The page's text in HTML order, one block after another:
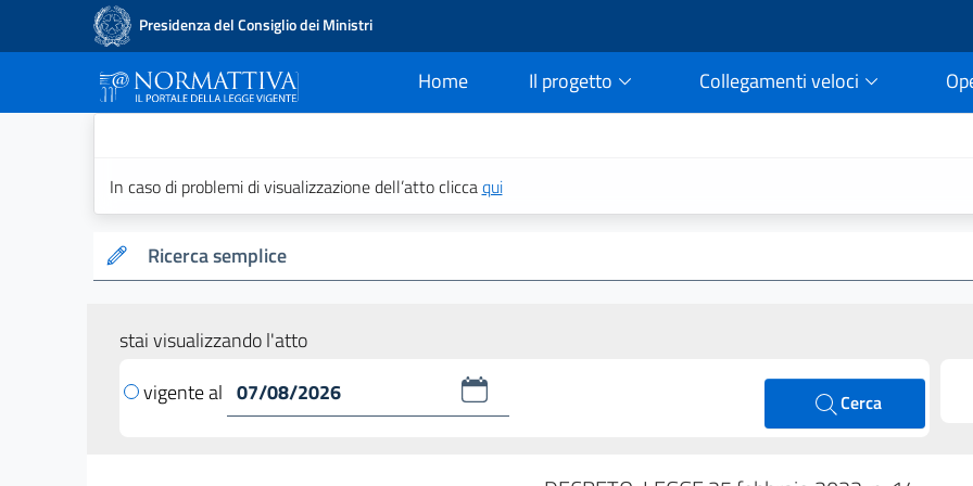
Presidenza del Consiglio dei Ministri
Home
current Il progetto Collegamenti veloci
In caso di problemi di visualizzazione dell’atto cliccaqui
Ricerca semplice
stai visualizzando l'atto
vigente al
Cerca